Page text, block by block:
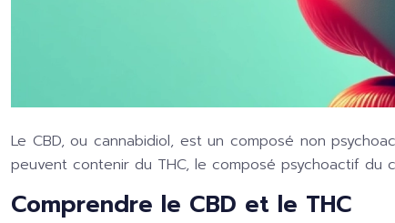
Le CBD, ou cannabidiol, est un composé non
peuvent contenir du THC, le composé psychoactif
Comprendre le CBD et le THC